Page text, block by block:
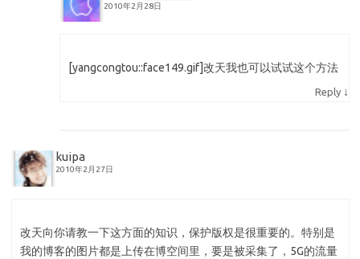
2010年2月28日
[yangcongtou::face149.gif]改天我也可以试试这个方法
Reply ↓
kuipa
2010年2月27日
改天向你请教一下这方面的知识，保护版权是很重要的。特别是
我的博客的图片都是上传在博空间里，要是被采集了，5G的流量